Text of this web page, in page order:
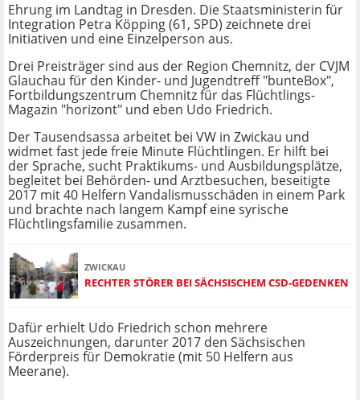
Ehrung im Landtag in Dresden. Die Staatsministerin für
Integration Petra Köpping (61, SPD) zeichnete drei
Initiativen und eine Einzelperson aus.
Drei Preisträger sind aus der Region Chemnitz, der CVJM
Glauchau für den Kinder- und Jugendtreff "bunteBox",
Fortbildungszentrum Chemnitz für das Flüchtlings-
Magazin "horizont" und eben Udo Friedrich.
Der Tausendsassa arbeitet bei VW in Zwickau und
widmet fast jede freie Minute Flüchtlingen. Er hilft bei
der Sprache, sucht Praktikums- und Ausbildungsplätze,
begleitet bei Behörden- und Arztbesuchen, beseitigte
2017 mit 40 Helfern Vandalismusschäden in einem Park
und brachte nach langem Kampf eine syrische
Flüchtlingsfamilie zusammen.
ZWICKAU
RECHTER STÖRER BEI SÄCHSISCHEM CSD-GEDENKEN
Dafür erhielt Udo Friedrich schon mehrere
Auszeichnungen, darunter 2017 den Sächsischen
Förderpreis für Demokratie (mit 50 Helfern aus
Meerane).